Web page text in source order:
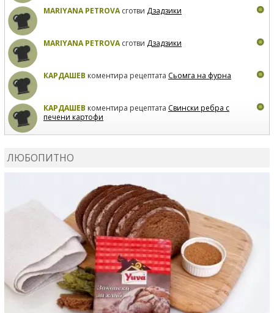
MARIYANA PETROVAсготви Дзадзики
MARIYANA PETROVAсготви Дзадзики
КАРДАШЕВ коментира рецептата Сьомга на фурна
КАРДАШЕВ коментира рецептата Свински ребра с
печени картофи
ЛЮБОПИТНО